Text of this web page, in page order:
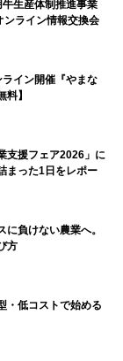
生産体制推進事業
ライン情報交換会
イン開催『やまな
】
支援フェア2026」に
まった1日をレポー
負けない農業へ。
方
・低コストで始める